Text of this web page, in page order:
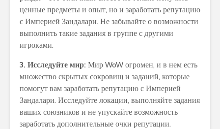
ценные предметы и опыт, но и заработать репутацию
с Империей Зандалари. Не забывайте о возможности
выполнить такие задания в группе с другими
игроками.
3. Исследуйте мир: Мир WoW огромен, и в нем есть
множество скрытых сокровищ и заданий, которые
помогут вам заработать репутацию с Империей
Зандалари. Исследуйте локации, выполняйте задания
ваших союзников и не упускайте возможность
заработать дополнительные очки репутации.